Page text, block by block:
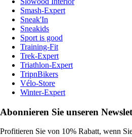
Smash-Expert
Sneak'In
Sneakids
Sport is good
Training-Fit
Trek-Expert
Triathlon-Expert
TripnBikers
Vélo-Store
Winter-Expert
Abonnieren Sie unseren
Profitieren Sie von 10% Rabatt, wenn